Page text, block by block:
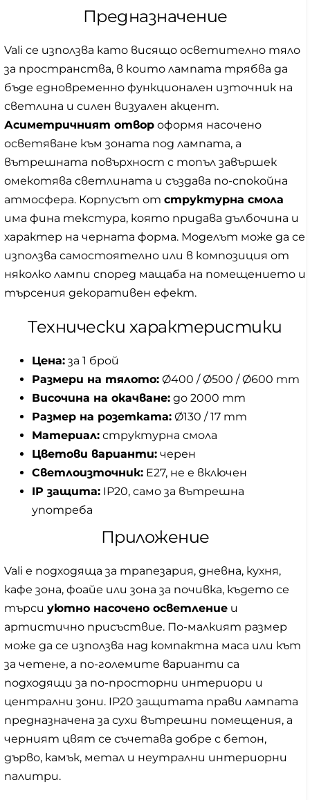
Предназначение
Vali се използва като висящо осветително тяло
за пространства, в които лампата трябва да
бъде едновременно функционален източник на
светлина и силен визуален акцент.
Асиметричният отвор оформя насочено
осветяване към зоната под лампата, а
вътрешната повърхност с топъл завършек
омекотява светлината и създава по-спокойна
атмосфера. Корпусът от структурна смола
има фина текстура, която придава дълбочина и
характер на черната форма. Моделът може да се
използва самостоятелно или в композиция от
няколко лампи според мащаба на помещението и
търсения декоративен ефект.
Технически характеристики
Цена: за 1 брой
Размери на тялото: Ø400 / Ø500 / Ø600 mm
Височина на окачване: до 2000 mm
Размер на розетката: Ø130 / 17 mm
Материал: структурна смола
Цветови варианти: черен
Светлоизточник: E27, не е включен
IP защита: IP20, само за вътрешна
употреба
Приложение
Vali е подходяща за трапезария, дневна, кухня,
кафе зона, фоайе или зона за почивка, където се
търси уютно насочено осветление и
артистично присъствие. По-малкият размер
може да се използва над компактна маса или кът
за четене, а по-големите варианти са
подходящи за по-просторни интериори и
централни зони. IP20 защитата прави лампата
предназначена за сухи вътрешни помещения, а
черният цвят се съчетава добре с бетон,
дърво, камък, метал и неутрални интериорни
палитри.